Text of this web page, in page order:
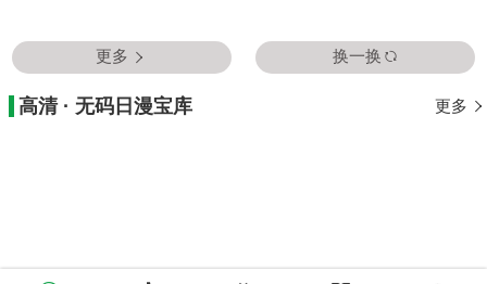
更多 换一换
高清 · 无码日漫宝库 更多